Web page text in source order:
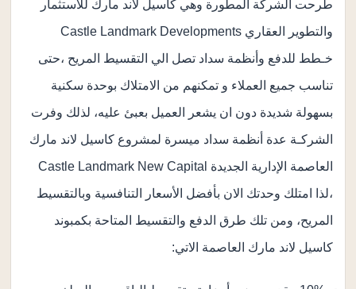
طرحت الشركة المطورة وهي كاسيل لاند مارك للاستثمار
والتطوير العقاري Castle Landmark Developments
خـطط للدفع وأنظمة سداد تصل الي التقسيط المريح ،حتى
تناسب جميع العملاء و تمكنهم من الامتلاك بوحدة سكنية
بسهولة شديدة دون ان يشعر العميل بعبئ عليه، لذلك وفرت
الشركـة عدة أنظمة سداد ميسرة لمشروع كاسيل لاند مارك
العاصمة الإدارية الجديدة Castle Landmark New Capital
،لذا امتلك وحدتك الان بأفضل الأسعار التنافسية وبالتقسيط
المريح، ومن تلك طرق الدفع والتقسيط المتاحة بكمبوند
كاسيل لاند مارك العاصمة الاتي: